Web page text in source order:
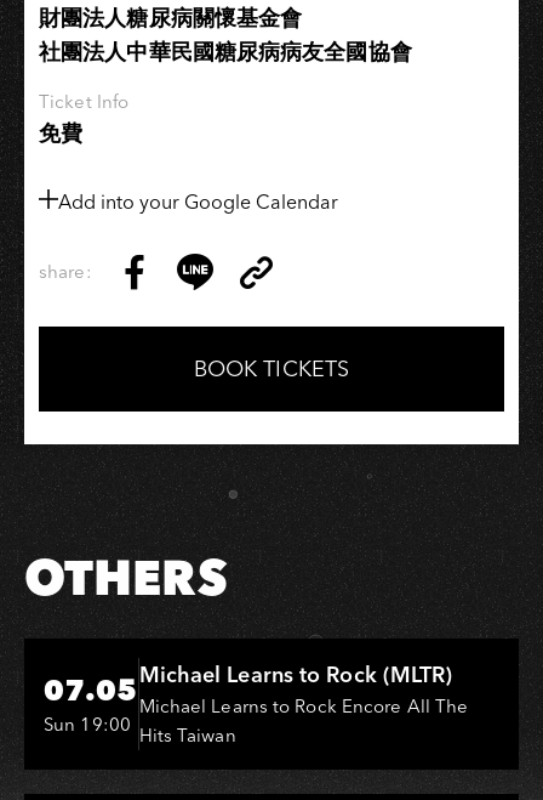
財團法人糖尿病關懷基金會
社團法人中華民國糖尿病病友全國協會
Ticket Info
免費
Add into your Google Calendar
share:
on
Facebook
on
LINE
Link
Copy
BOOK TICKETS
OTHERS
Hi-Ing Music Hall
07.05
Sun 19:00
Michael Learns to Rock (MLTR)
Michael Learns to Rock Encore All The
Hits Taiwan